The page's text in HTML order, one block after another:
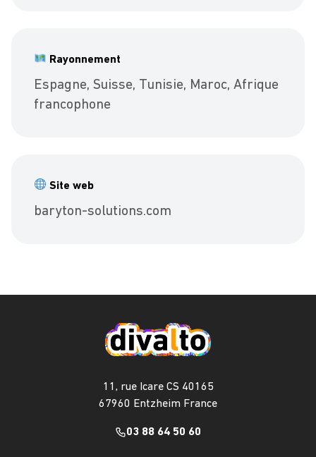
Rayonnement
Espagne, Suisse, Tunisie, Maroc, Afrique
francophone
Site web
baryton-solutions.com
11, rue Icare CS 40165
67960 Entzheim France
03 88 64 50 60